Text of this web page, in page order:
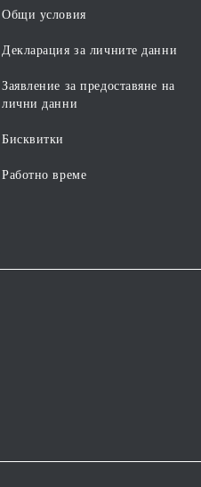
Общи условия
Декларация за личните данни
Заявление за предоставяне на
лични данни
Бисквитки
Работно време